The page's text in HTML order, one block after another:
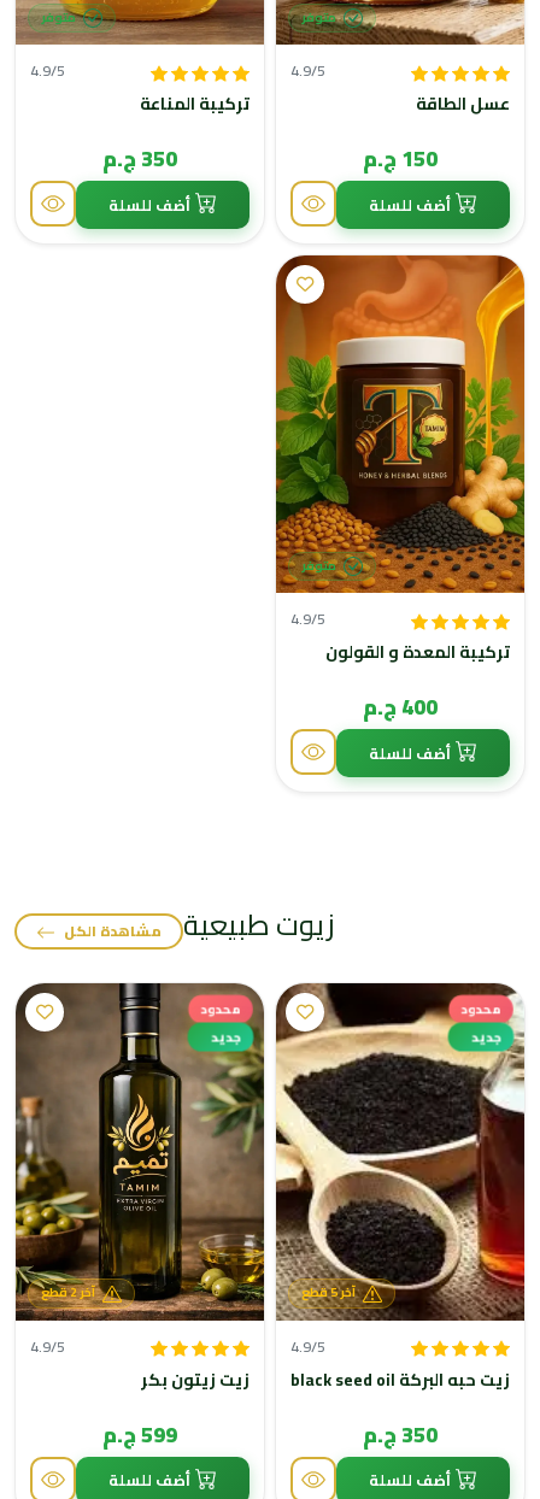
متوفر
4.9/5
عسل الطاقة
150 ج.م
أضف للسلة
متوفر
4.9/5
تركيبة المناعة
350 ج.م
أضف للسلة
متوفر
4.9/5
تركيبة المعدة و القولون
400 ج.م
أضف للسلة
زيوت طبيعية مشاهدة الكل
محدود
جديد
آخر 5 قطع
4.9/5
زيت حبه البركة black seed oil
350 ج.م
أضف للسلة
محدود
جديد
آخر 2 قطع
4.9/5
زيت زيتون بكر
599 ج.م
أضف للسلة